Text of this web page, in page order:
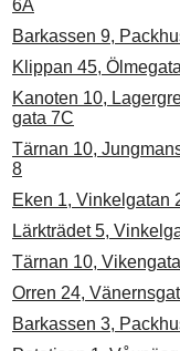
6A
Barkassen 9,
Klippan 45,
Kanoten 10,
gata 7C
Tärnan 10,
8
Eken 1, Vinkelgatan
Lärkträdet 5,
Tärnan 10,
Orren 24,
Barkassen 3,